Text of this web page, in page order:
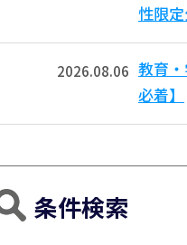
性限
2026.08.06 教育
必着】
条件検索